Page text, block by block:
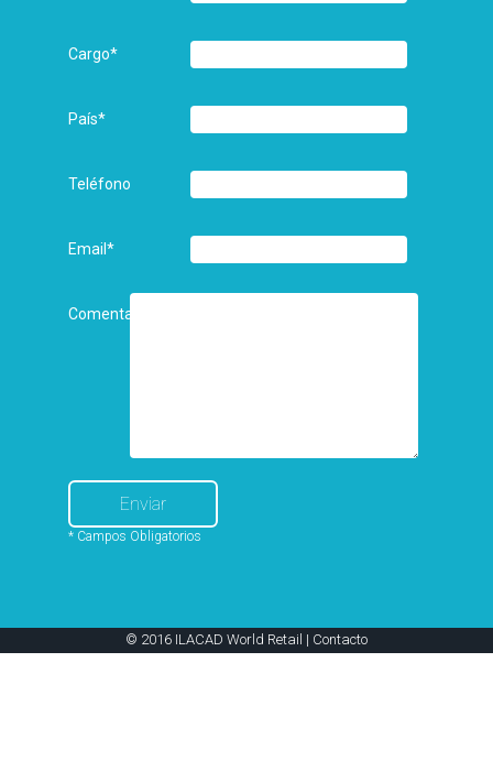
Cargo*
País*
Teléfono
Email*
Comentarios
* Campos Obligatorios
© 2016 ILACAD World Retail | Contacto